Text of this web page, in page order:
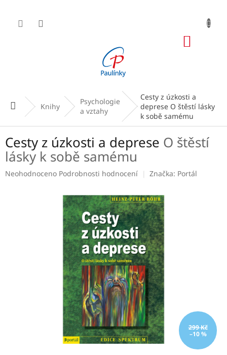
obsah
Domů Knihy
Psychologie
a vztahy
Cesty z úzkosti a
deprese O štěstí lásky
k sobě samému
Cesty z úzkosti a deprese O štěstí
lásky k sobě samému
Průměrné
Neohodnoceno Podrobnosti hodnocení Značka: Portál
299 Kč
–10 %